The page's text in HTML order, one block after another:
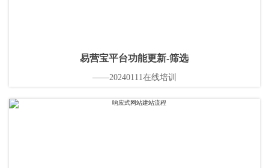
易营宝平台功能更新-筛选
——20240111在线培训